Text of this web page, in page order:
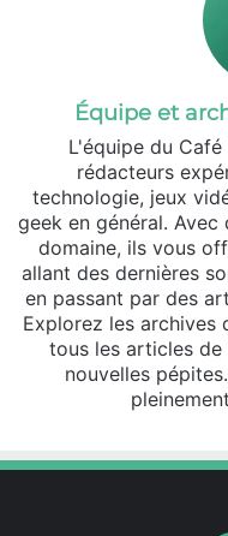
Équipe et
L'équipe du
rédacteurs
technologie, jeux
geek en général. Avec
domaine, ils vous
allant des dernières
en passant par des
Explorez les archives
tous les articles
nouvelles